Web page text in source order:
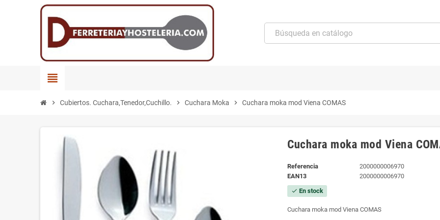
view_headline
chevron_right Cubiertos. Cuchara,Tenedor,Cuchillo. chevron_right Cuchara Moka chevron_right Cuchara moka mod Viena COMAS
Cuchara moka mod Viena
Referencia
2000000006970
EAN13
2000000006970
check En stock
Cuchara moka mod Viena COMAS